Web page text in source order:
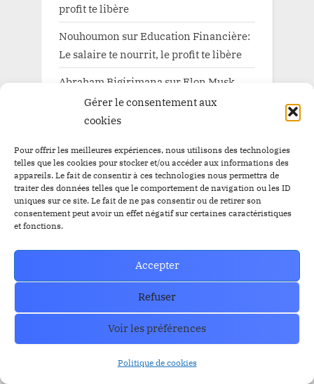
Gérer le consentement aux
cookies
Pour offrir les meilleures expériences, nous utilisons des technologies
telles que les cookies pour stocker et/ou accéder aux informations des
appareils. Le fait de consentir à ces technologies nous permettra de
traiter des données telles que le comportement de navigation ou les ID
uniques sur ce site. Le fait de ne pas consentir ou de retirer son
consentement peut avoir un effet négatif sur certaines caractéristiques
et fonctions.
Accepter
Refuser
Voir les préférences
Politique de cookies
profit te libère
Nouhoumon surEducation Financière:
Le salaire te nourrit, le profit te libère
Abraham Bigirimana surElon Musk
vers un jackpot de 1000 milliards chez
Tesla
CryJacelpsurBTC atteint les $66,000
alors que les ETF Bitcoin enregistrent
$556 millions d’entrées nettes lundi
CryJacelpsurBTC atteint les $66,000
alors que les ETF Bitcoin enregistrent